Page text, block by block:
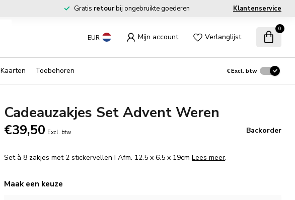
Gratis retourbij ongebruikte goederen Klantenservice
EUR Mijn account Verlanglijst
0
Kaarten Toebehoren €Excl. btw
Cadeauzakjes Set Advent Weren
€39,50 Excl. btw Backorder
Set à 8 zakjes met 2 stickervellen I Afm. 12.5 x 6.5 x 19cmLees meer.
Maak een keuze